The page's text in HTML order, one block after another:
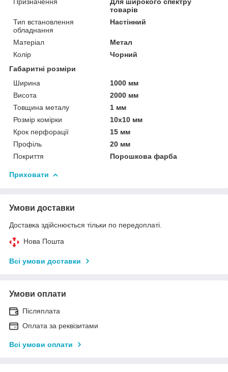
товарів
Тип встановлення
обладнання
Настінний
Матеріал
Метал
Колір
Чорний
Габаритні розміри
Ширина
1000 мм
Висота
2000 мм
Товщина металу
1 мм
Розмір комірки
10х10 мм
Крок перфорації
15 мм
Профіль
20 мм
Покриття
Порошкова фарба
Приховати
Умови доставки
Доставка здійснюється тільки по передоплаті.
Нова Пошта
Всі умови доставки
Умови оплати
Післяплата
Оплата за реквізитами
Всі умови оплати